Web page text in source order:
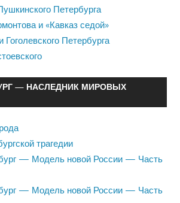
Петербурга
и «Кавказ седой»
Гоголевского Петербурга
— НАСЛЕДНИК МИРОВЫХ
трагедии
— Модель новой России — Часть
— Модель новой России — Часть